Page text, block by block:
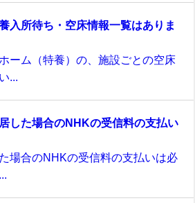
入所待ち・空床情報一覧はありま
ーム（特養）の、施設ごとの空床
...
した場合のNHKの受信料の支払い
場合のNHKの受信料の支払いは必